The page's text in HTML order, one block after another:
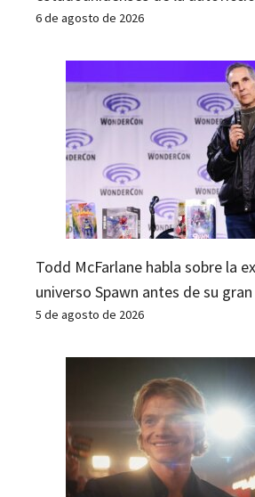
6 de agosto de 2026
Todd McFarlane habla sobre la
universo Spawn antes de su
5 de agosto de 2026